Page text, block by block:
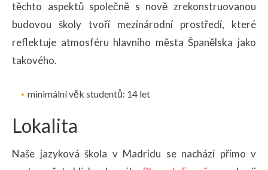
těchto aspektů společně s nově zrekonstruovanou
budovou školy tvoří mezinárodní prostředí, které
reflektuje atmosféru hlavního města Španělska jako
takového.
minimální věk studentů: 14 let
Lokalita
Naše jazyková škola v Madridu se nachází přímo v